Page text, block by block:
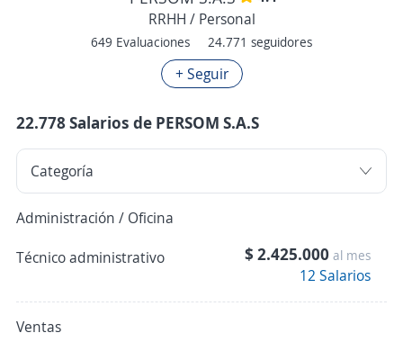
RRHH / Personal
649 Evaluaciones 24.771 seguidores
+ Seguir
22.778 Salarios de PERSOM S.A.S
Administración / Oficina
Técnico administrativo
$ 2.425.000 al mes
12 Salarios
Ventas